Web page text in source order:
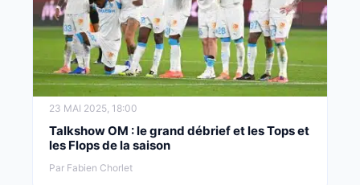
23 MAI 2025, 18:00
Talkshow OM : le grand débrief et les Tops et
les Flops de la saison
Par Fabien Chorlet